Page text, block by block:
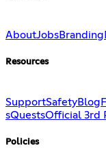
AboutJobsBranding
Resources
SupportSafetyBlog
sQuestsOfficial 3rd
Policies